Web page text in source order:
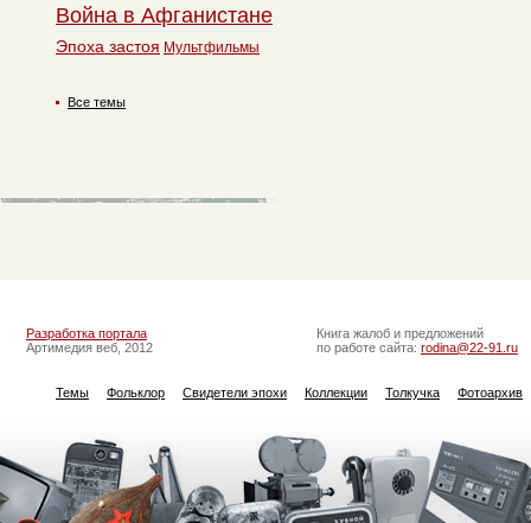
Война в Афганистане
Эпоха застоя Мультфильмы
Все темы
Разработка портала
Артимедия веб, 2012
Книга жалоб и предложений
по работе сайта: rodina@22-91.ru
Темы Фольклор Свидетели эпохи Коллекции Толкучка Фотоархив